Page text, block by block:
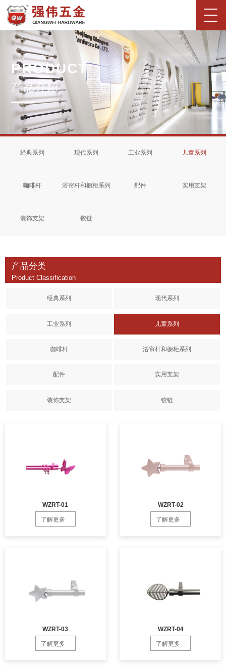
首页
关于我们
企业简介 企业文化 荣誉资质 合作伙伴
新闻中心
联系我们
PRODUCT
产品介绍
经典系列 现代系列 工业系列 儿童系列
咖啡杆 浴帘杆和橱柜系列 配件 实用支架
装饰支架 铰链
产品分类
Product Classification
经典系列 现代系列
工业系列 儿童系列
咖啡杆 浴帘杆和橱柜系列
配件 实用支架
装饰支架 铰链
WZRT-01
了解更多
WZRT-02
了解更多
WZRT-03
了解更多
WZRT-04
了解更多